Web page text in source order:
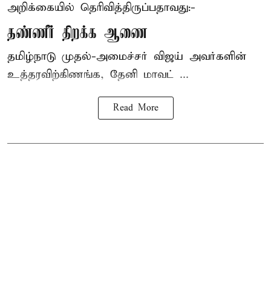
அறிக்கையில் தெரிவித்திருப்பதாவது:-
தண்ணீர் திறக்க ஆணை
தமிழ்நாடு முதல்-அமைச்சர் விஜய் அவர்களின்
உத்தரவிற்கிணங்க, தேனி மாவட் ...
Read More